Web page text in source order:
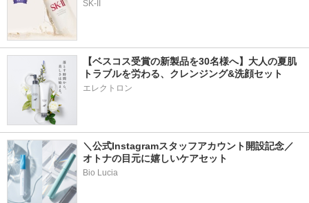
SK-II
【ベスコス受賞の新製品を30名様へ】大人の夏肌
トラブルを労わる、クレンジング&洗顔セット
エレクトロン
＼公式Instagramスタッフアカウント開設記念／
オトナの目元に嬉しいケアセット
Bio Lucia